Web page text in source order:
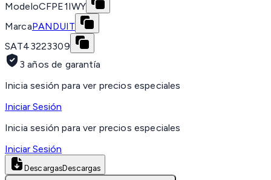
ModeloCFPE1IWY
MarcaPANDUIT
SAT43223309
3 años de garantía
Inicia sesión para ver precios especiales
Iniciar Sesión
Inicia sesión para ver precios especiales
Iniciar Sesión
DescargasDescargas